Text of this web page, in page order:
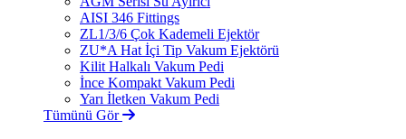
AISI 346 Fittings
ZL1/3/6 Çok Kademeli Ejektör
ZU*A Hat İçi Tip Vakum Ejektörü
Kilit Halkalı Vakum Pedi
İnce Kompakt Vakum Pedi
Yarı İletken Vakum Pedi
Tümünü Gör